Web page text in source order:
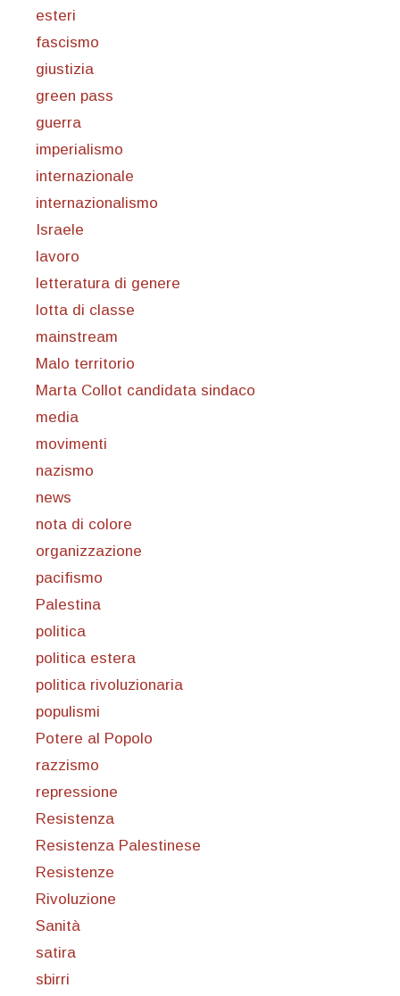
esteri
fascismo
giustizia
green pass
guerra
imperialismo
internazionale
internazionalismo
Israele
lavoro
letteratura di genere
lotta di classe
mainstream
Malo territorio
Marta Collot candidata sindaco
media
movimenti
nazismo
news
nota di colore
organizzazione
pacifismo
Palestina
politica
politica estera
politica rivoluzionaria
populismi
Potere al Popolo
razzismo
repressione
Resistenza
Resistenza Palestinese
Resistenze
Rivoluzione
Sanità
satira
sbirri